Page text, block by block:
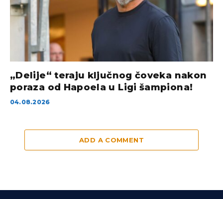
„Delije“ teraju ključnog čoveka nakon
poraza od Hapoela u Ligi šampiona!
04.08.2026
ADD A COMMENT